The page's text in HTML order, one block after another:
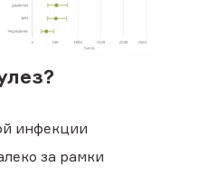
инфекции
за рамки